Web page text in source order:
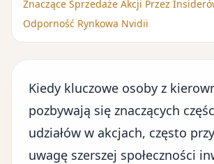
Znaczące Sprzedaże Akcji Przez
Odporność Rynkowa Nvidii
Kiedy kluczowe osoby z
pozbywają się znaczących
udziałów w akcjach, często
uwagę szerszej społeczności